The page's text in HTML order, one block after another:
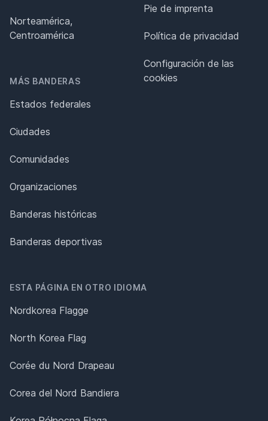
Norteamérica,
Centroamérica
MÁS BANDERAS
Estados federales
Ciudades
Comunidades
Organizaciones
Banderas históricas
Banderas deportivas
Pie de imprenta
Política de privacidad
Configuración de las
cookies
ESTA PÁGINA EN OTRO IDIOMA
Nordkorea Flagge
North Korea Flag
Corée du Nord Drapeau
Corea del Nord Bandiera